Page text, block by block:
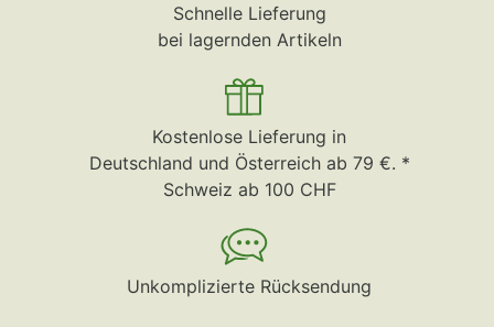
Schnelle Lieferung
bei lagernden Artikeln
Kostenlose Lieferung in
Deutschland und Österreich ab 79 €. *
Schweiz ab 100 CHF
Unkomplizierte Rücksendung